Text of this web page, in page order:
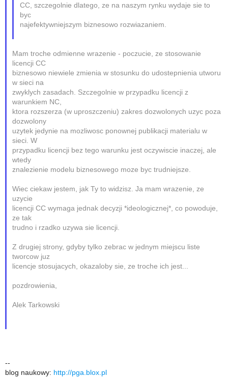
CC, szczegolnie dlatego, ze na naszym rynku wydaje sie to
byc
najefektywniejszym biznesowo rozwiazaniem.
Mam troche odmienne wrazenie - poczucie, ze stosowanie
licencji CC
biznesowo niewiele zmienia w stosunku do udostepnienia utworu
w sieci na
zwyklych zasadach. Szczegolnie w przypadku licencji z
warunkiem NC,
ktora rozszerza (w uproszczeniu) zakres dozwolonych uzyc poza
dozwolony
uzytek jedynie na mozliwosc ponownej publikacji materialu w
sieci. W
przypadku licencji bez tego warunku jest oczywiscie inaczej, ale
wtedy
znalezienie modelu biznesowego moze byc trudniejsze.
Wiec ciekaw jestem, jak Ty to widzisz. Ja mam wrazenie, ze
uzycie
licencji CC wymaga jednak decyzji *ideologicznej*, co powoduje,
ze tak
trudno i rzadko uzywa sie licencji.
Z drugiej strony, gdyby tylko zebrac w jednym miejscu liste
tworcow juz
licencje stosujacych, okazaloby sie, ze troche ich jest...
pozdrowienia,
Alek Tarkowski
--
blog naukowy: http://pga.blox.pl